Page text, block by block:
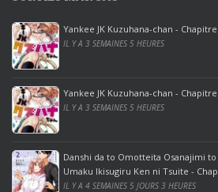
p
r
o
o
ff
i
c
e
2
0
Yankee JK Kuzuhana-chan - Chapitre
IL Y A 3 SEMAINES 5 HEURES
Yankee JK Kuzuhana-chan - Chapitre
IL Y A 3 SEMAINES 5 HEURES
Danshi da to Omotteita Osanajimi to
Umaku Ikisugiru Ken ni Tsuite -
IL Y A 4 SEMAINES 5 JOURS 3 HEURES